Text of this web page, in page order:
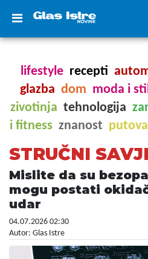
lifestyle recepti
glazba dom moda i
zivotinja tehnologija
i fitness znanost
STRUČNI
Mislite da su
mogu postati
udar
04.07.2026 02:30
Autor: Glas Istre